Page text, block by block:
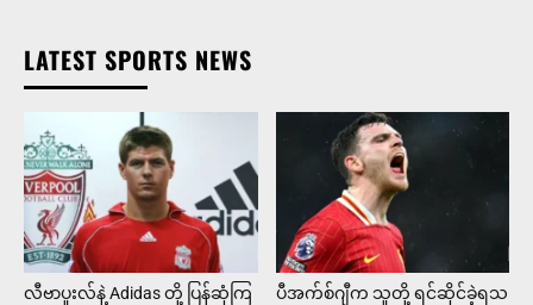
LATEST SPORTS NEWS
လီဗာပူးလ်နဲ့ Adidas တို့ ပြန်ဆုံကြ
ပီအက်စ်ဂျီက သူတို့ ရင်ဆိုင်ခဲ့ရသ